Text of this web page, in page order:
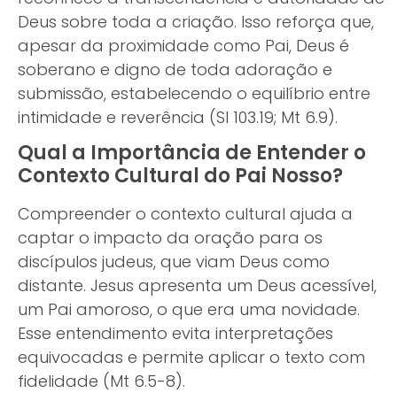
Deus sobre toda a criação. Isso reforça que,
apesar da proximidade como Pai, Deus é
soberano e digno de toda adoração e
submissão, estabelecendo o equilíbrio entre
intimidade e reverência (Sl 103.19; Mt 6.9).
Qual a Importância de Entender o
Contexto Cultural do Pai Nosso?
Compreender o contexto cultural ajuda a
captar o impacto da oração para os
discípulos judeus, que viam Deus como
distante. Jesus apresenta um Deus acessível,
um Pai amoroso, o que era uma novidade.
Esse entendimento evita interpretações
equivocadas e permite aplicar o texto com
fidelidade (Mt 6.5-8).